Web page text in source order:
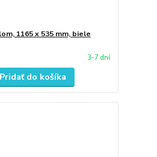
1165 x 535 mm, biele
3-7 dní
Pridať do košíka